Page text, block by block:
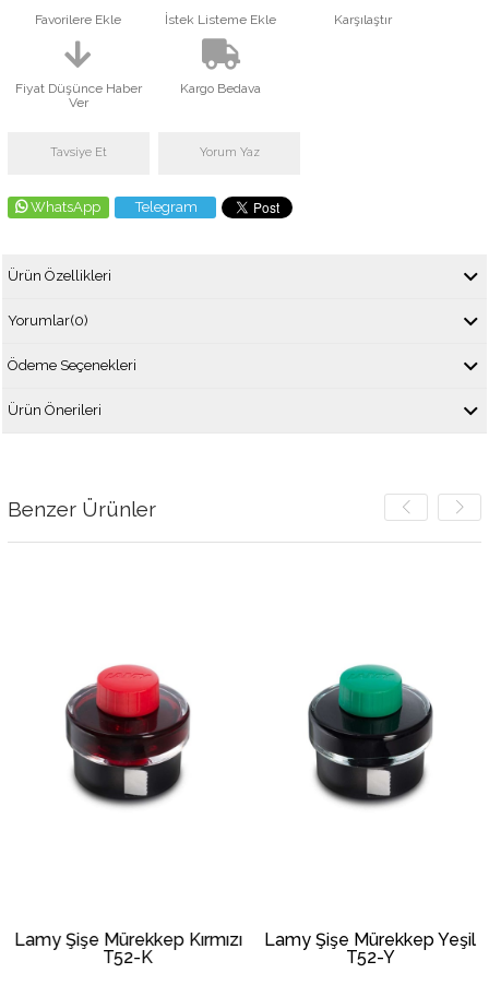
Favorilere Ekle İstek Listeme Ekle Karşılaştır
Fiyat Düşünce Haber
Ver
Kargo Bedava
Tavsiye Et Yorum Yaz
WhatsApp Telegram
Ürün Özellikleri
Yorumlar(0)
Ödeme Seçenekleri
Ürün Önerileri
Benzer Ürünler
Lamy Şişe Mürekkep Kırmızı
T52-K
Lamy Şişe Mürekkep Yeşil
T52-Y